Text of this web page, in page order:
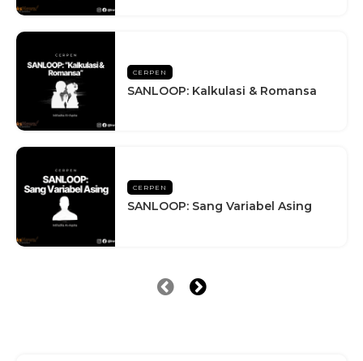
CERPEN
SANLOOP: Kalkulasi & Romansa
CERPEN
SANLOOP: Sang Variabel Asing